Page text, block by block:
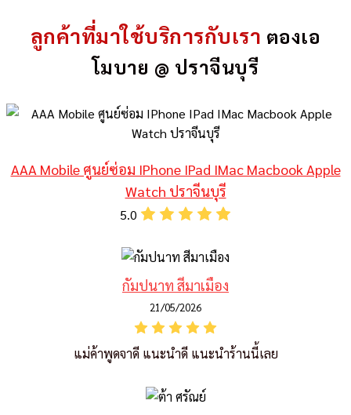
ลูกค้าที่มาใช้บริการกับเรา ตองเอ
โมบาย @ ปราจีนบุรี
AAA Mobile ศูนย์ซ่อม IPhone IPad IMac Macbook Apple
Watch ปราจีนบุรี
5.0
กัมปนาท สีมาเมือง
21/05/2026
แม่ค้าพูดจาดี แนะนำดี แนะนำร้านนี้เลย